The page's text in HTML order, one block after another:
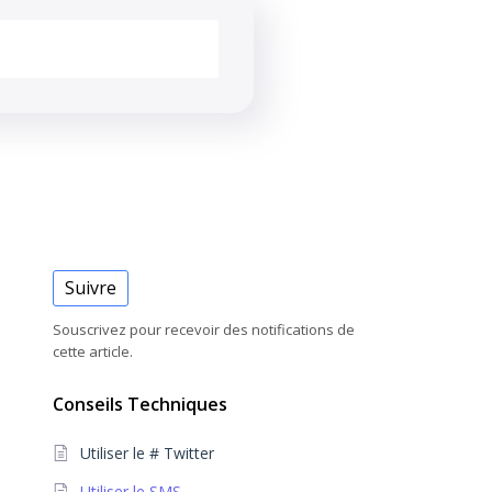
Suivre
Souscrivez pour recevoir des notifications de
cette article.
Conseils Techniques
Utiliser le # Twitter